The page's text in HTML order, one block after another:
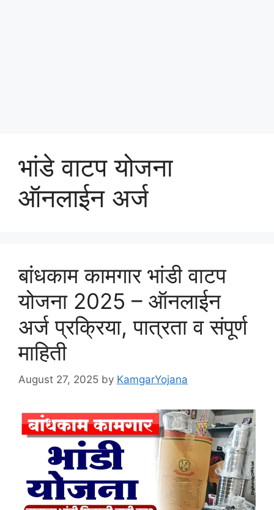
भांडे वाटप योजना
ऑनलाईन अर्ज
बांधकाम कामगार भांडी वाटप
योजना 2025 – ऑनलाईन
अर्ज प्रक्रिया, पात्रता व संपूर्ण
माहिती
August 27, 2025 by KamgarYojana